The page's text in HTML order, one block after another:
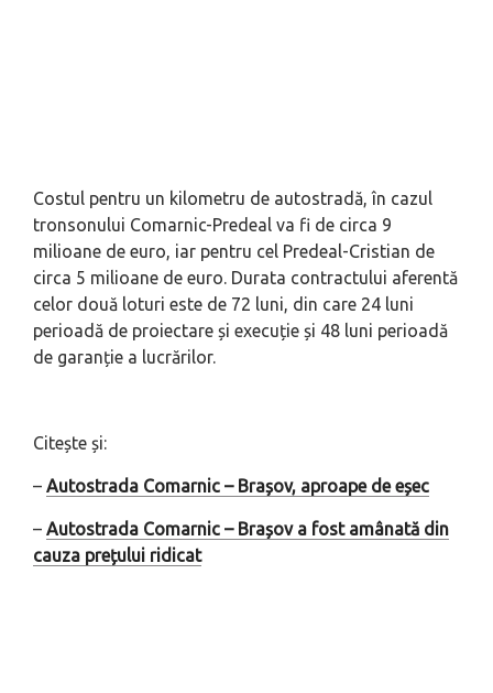
Costul pentru un kilometru de autostradă, în cazul
tronsonului Comarnic-Predeal va fi de circa 9
milioane de euro, iar pentru cel Predeal-Cristian de
circa 5 milioane de euro. Durata contractului aferentă
celor două loturi este de 72 luni, din care 24 luni
perioadă de proiectare și execuție și 48 luni perioadă
de garanție a lucrărilor.
Citește și:
– Autostrada Comarnic – Brașov, aproape de eșec
– Autostrada Comarnic – Brașov a fost amânată din
cauza prețului ridicat